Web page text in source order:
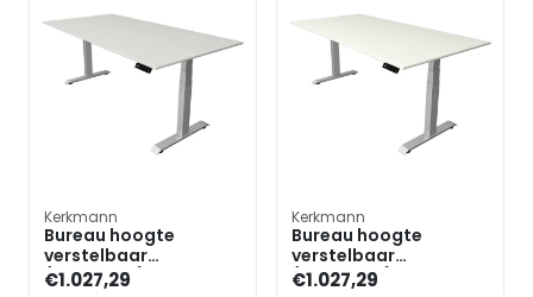
Kerkmann
Bureau hoogte
verstelbaar
(elektrisch) »Move 4«
€1.027,29
Kerkmann
Bureau hoogte
verstelbaar
(elektrisch) »Move 4«
€1.027,29